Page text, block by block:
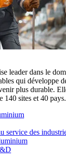
leader dans le
qui développe
plus durable.
140 sites et 40 pays.
service des